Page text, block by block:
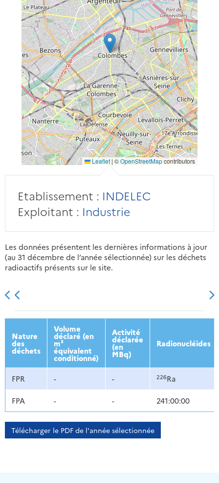
Leaflet | ©OpenStreetMapcontributors
Etablissement : INDELEC
Exploitant : Industrie
Les données présentent les dernières informations à jour
(au 31 décembre de l’année sélectionnée) sur les déchets
radioactifs présents sur le site.
2013 2014 2015 2016
Nature
des
déchets
Volume
déclaré (en
m³
équivalent
conditionné)
Activité
déclarée
(en
MBq)
Radionucléides
FPR - - 226Ra
FPA - - 241:00:00
Télécharger le PDF de l'année sélectionnée